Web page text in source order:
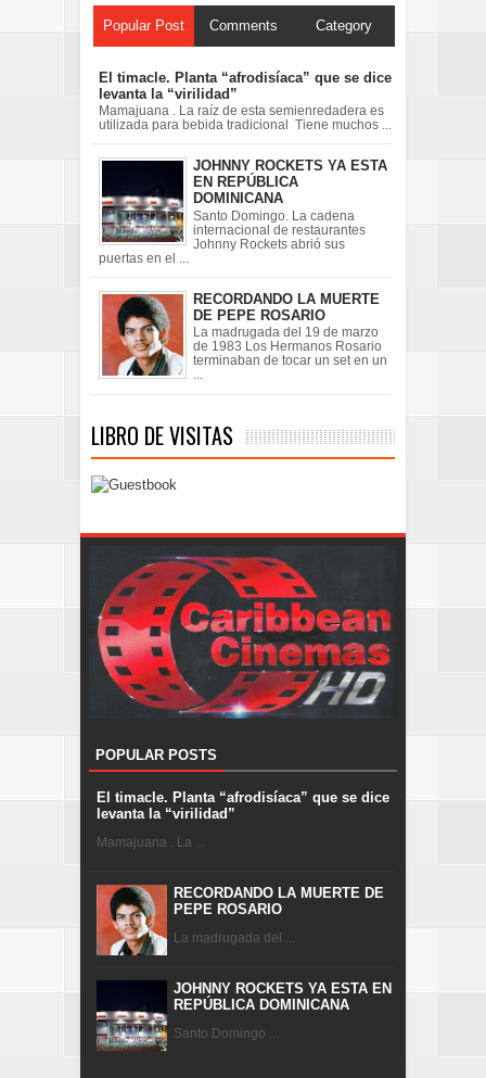
Popular Post Comments Category
El timacle. Planta “afrodisíaca” que se dice
levanta la “virilidad”
Mamajuana . La raíz de esta semienredadera es
utilizada para bebida tradicional Tiene muchos ...
JOHNNY ROCKETS YA ESTA
EN REPÚBLICA
DOMINICANA
Santo Domingo. La cadena
internacional de restaurantes
Johnny Rockets abrió sus
puertas en el ...
RECORDANDO LA MUERTE
DE PEPE ROSARIO
La madrugada del 19 de marzo
de 1983 Los Hermanos Rosario
terminaban de tocar un set en un
...
LIBRO DE VISITAS
POPULAR POSTS
El timacle. Planta “afrodisíaca” que se dice
levanta la “virilidad”
Mamajuana . La ...
RECORDANDO LA MUERTE DE
PEPE ROSARIO
La madrugada del ...
JOHNNY ROCKETS YA ESTA EN
REPÚBLICA DOMINICANA
Santo Domingo ...